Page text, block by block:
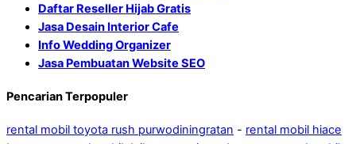
Daftar Reseller Hijab Gratis
Jasa Desain Interior Cafe
Info Wedding Organizer
Jasa Pembuatan Website SEO
Pencarian Terpopuler
rental mobil toyota rush purwodiningratan - rental mobil hiace